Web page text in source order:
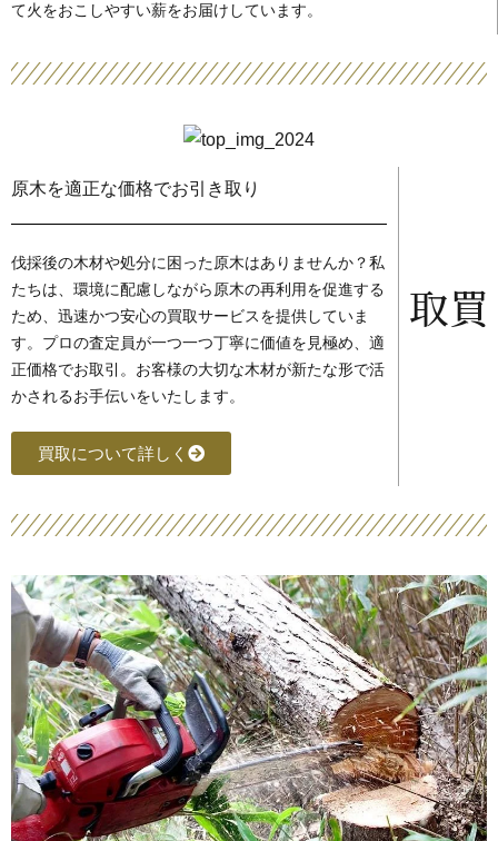
て火をおこしやすい薪をお届けしています。
原木を適正な価格でお引き取り
伐採後の木材や処分に困った原木はありませんか？私
たちは、環境に配慮しながら原木の再利用を促進する
ため、迅速かつ安心の買取サービスを提供していま
す。プロの査定員が一つ一つ丁寧に価値を見極め、適
正価格でお取引。お客様の大切な木材が新たな形で活
かされるお手伝いをいたします。
買取について詳しく
買取